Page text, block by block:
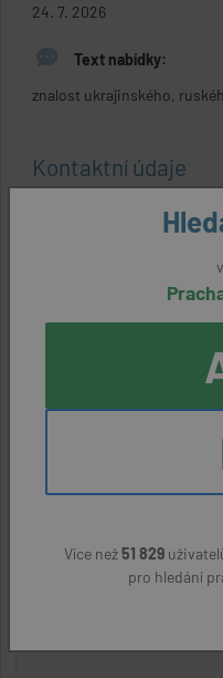
24. 7. 2026
Text nabídky:
znalost ukrajinského,
Kontaktní údaje
Nahlásit podezřelý inzerát
Více než51 829
pro hledání